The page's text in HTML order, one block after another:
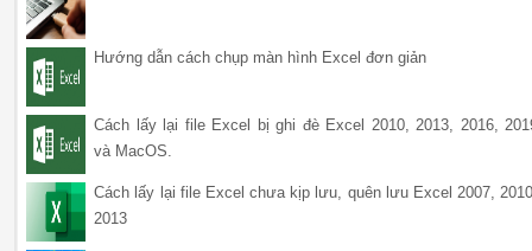
Hướng dẫn cách chụp màn hình Excel đơn giản
Cách lấy lại file Excel bị ghi đè Excel 2010, 2013, 2016,
và MacOS.
Cách lấy lại file Excel chưa kịp lưu, quên lưu Excel 2007,
2013